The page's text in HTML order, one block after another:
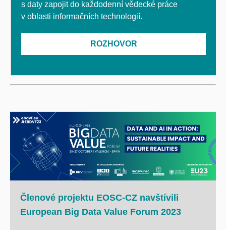
s daty zapojit do každodenní vědecké práce
v oblasti informačních technologií.
ROZHOVOR
Členové projektu EOSC-CZ navštívili
European Big Data Value Forum 2023